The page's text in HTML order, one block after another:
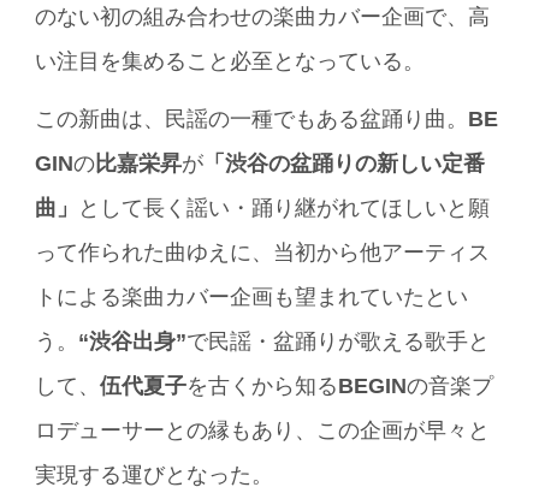
のない初の組み合わせの楽曲カバー企画で、高
い注目を集めること必至となっている。
この新曲は、民謡の一種でもある盆踊り曲。 BE
GINの比嘉栄昇が 「渋谷の盆踊りの新しい定番
曲」
として長く謡い・踊り継がれてほしいと願
って作られた曲ゆえに、当初から他アーティス
トによる楽曲カバー企画も望まれていたとい
う。 “渋谷出身”で民謡・盆踊りが歌える歌手と
して、伍代夏子を古くから知るBEGINの音楽プ
ロデューサーとの縁もあり、この企画が早々と
実現する運びとなった。